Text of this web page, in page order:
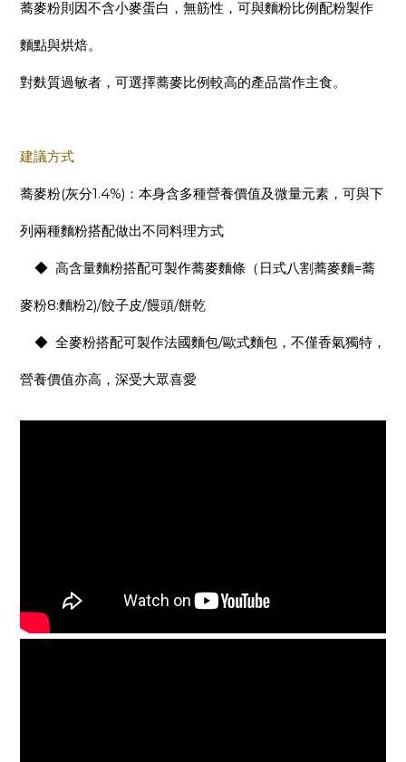
蕎麥粉則因不含小麥蛋白，無筋性，可與麵粉比例配粉製作
麵點與烘焙。
對麩質過敏者，可選擇蕎麥比例較高的產品當作主食。
建議方式
蕎麥粉(灰分1.4%) ：本身含多種營養價值及微量元素，可與下
列兩種麵粉搭配做出不同料理方式
◆ 高含量麵粉搭配可製作蕎麥麵條（日式八割蕎麥麵=蕎
麥粉8:麵粉2)/餃子皮/饅頭/餅乾
◆ 全麥粉搭配可製作法國麵包/歐式麵包，不僅香氣獨特，
營養價值亦高，深受大眾喜愛